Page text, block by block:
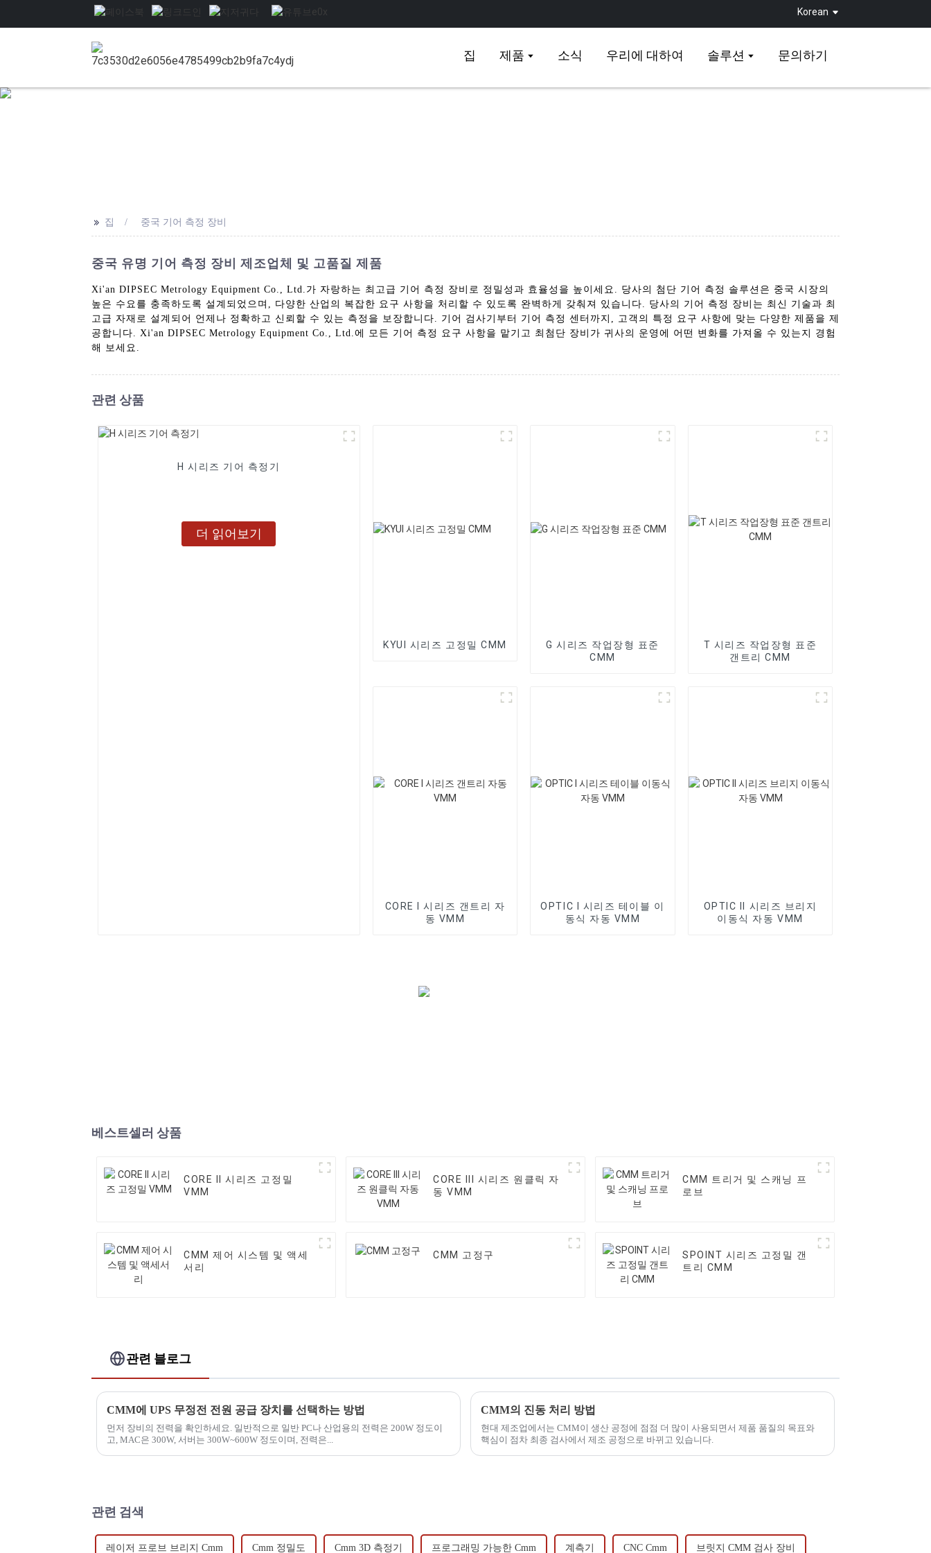
Korean
집 제품 소식 우리에 대하여 솔루션 문의하기
>> 집 중국 기어 측정 장비
중국 유명 기어 측정 장비 제조업체 및 고품질 제품
Xi'an DIPSEC Metrology Equipment Co., Ltd.가 자랑하는 최고급 기어 측정 장비로 정밀성과 효율성을 높이세요. 당사의 첨단 기어 측정 솔루션은 중국 시장의
높은 수요를 충족하도록 설계되었으며, 다양한 산업의 복잡한 요구 사항을 처리할 수 있도록 완벽하게 갖춰져 있습니다. 당사의 기어 측정 장비는 최신 기술과 최
고급 자재로 설계되어 언제나 정확하고 신뢰할 수 있는 측정을 보장합니다. 기어 검사기부터 기어 측정 센터까지, 고객의 특정 요구 사항에 맞는 다양한 제품을 제
공합니다. Xi'an DIPSEC Metrology Equipment Co., Ltd.에 모든 기어 측정 요구 사항을 맡기고 최첨단 장비가 귀사의 운영에 어떤 변화를 가져올 수 있는지 경험
해 보세요.
관련 상품
H 시리즈 기어 측정기
더 읽어보기
KYUI 시리즈 고정밀 CMM
G 시리즈 작업장형 표준
CMM
T 시리즈 작업장형 표준
갠트리 CMM
CORE I 시리즈 갠트리 자
동 VMM
OPTIC I 시리즈 테이블 이
동식 자동 VMM
OPTIC II 시리즈 브리지
이동식 자동 VMM
베스트셀러 상품
CORE II 시리즈 고정밀
VMM
CORE III 시리즈 원클릭 자
동 VMM
CMM 트리거 및 스캐닝 프
로브
CMM 제어 시스템 및 액세
서리
CMM 고정구
SPOINT 시리즈 고정밀 갠
트리 CMM
관련 블로그
CMM에 UPS 무정전 전원 공급 장치를 선택하는 방법
먼저 장비의 전력을 확인하세요. 일반적으로 일반 PC나 산업용의 전력은 200W 정도이
고, MAC은 300W, 서버는 300W~600W 정도이며, 전력은...
CMM의 진동 처리 방법
현대 제조업에서는 CMM이 생산 공정에 점점 더 많이 사용되면서 제품 품질의 목표와
핵심이 점차 최종 검사에서 제조 공정으로 바뀌고 있습니다.
관련 검색
레이저 프로브 브리지 Cmm Cmm 정밀도 Cmm 3D 측정기 프로그래밍 가능한 Cmm 계측기 CNC Cmm 브릿지 CMM 검사 장비